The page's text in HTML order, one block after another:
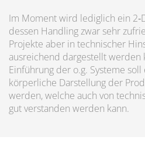
Im Moment wird lediglich ein
dessen Handling zwar sehr
Projekte aber in technischer
ausreichend dargestellt werden
Einführung der o.g. Systeme
körperliche Darstellung der
werden, welche auch von
gut verstanden werden kann.